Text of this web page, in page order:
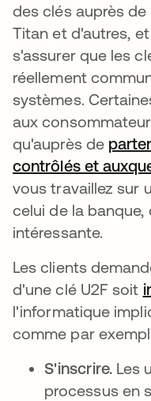
des clés auprès
Titan et d'autres,
s'assurer que les
réellement
systèmes.
aux
qu'auprès de
contrôlés et
vous travaillez sur
celui de la
intéressante.
Les clients
d'une clé U2F soit
l'informatique
comme par
S'inscrire. Les
processus en